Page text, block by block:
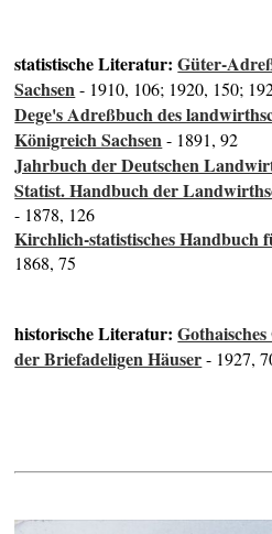
statistische Literatur:Güter-
Sachsen- 1910, 106; 1920, 150;
Dege's Adreßbuch des
Königreich Sachsen- 1891, 92
Jahrbuch der Deutschen
Statist. Handbuch der
- 1878, 126
Kirchlich-statistisches Handbuch
1868, 75
historische Literatur:
der Briefadeligen Häuser- 1927,